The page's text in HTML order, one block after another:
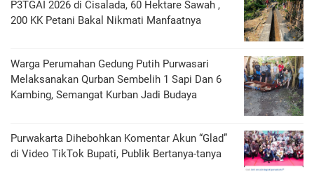
P3TGAI 2026 di Cisalada, 60 Hektare Sawah ,
200 KK Petani Bakal Nikmati Manfaatnya
Warga Perumahan Gedung Putih Purwasari
Melaksanakan Qurban Sembelih 1 Sapi Dan 6
Kambing, Semangat Kurban Jadi Budaya
Purwakarta Dihebohkan Komentar Akun “Glad”
di Video TikTok Bupati, Publik Bertanya-tanya